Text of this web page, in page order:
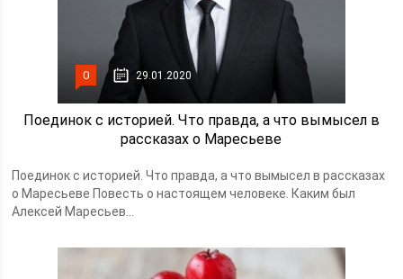
0 29.01.2020
Поединок с историей. Что правда, а что вымысел в
рассказах о Маресьеве
Поединок с историей. Что правда, а что вымысел в рассказах
о Маресьеве Повесть о настоящем человеке. Каким был
Алексей Маресьев...